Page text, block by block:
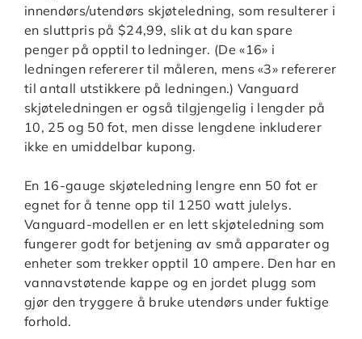
innendørs/utendørs skjøteledning, som resulterer i
en sluttpris på $24,99, slik at du kan spare
penger på opptil to ledninger. (De «16» i
ledningen refererer til måleren, mens «3» refererer
til antall utstikkere på ledningen.) Vanguard
skjøteledningen er også tilgjengelig i lengder på
10, 25 og 50 fot, men disse lengdene inkluderer
ikke en umiddelbar kupong.
En 16-gauge skjøteledning lengre enn 50 fot er
egnet for å tenne opp til 1250 watt julelys.
Vanguard-modellen er en lett skjøteledning som
fungerer godt for betjening av små apparater og
enheter som trekker opptil 10 ampere. Den har en
vannavstøtende kappe og en jordet plugg som
gjør den tryggere å bruke utendørs under fuktige
forhold.